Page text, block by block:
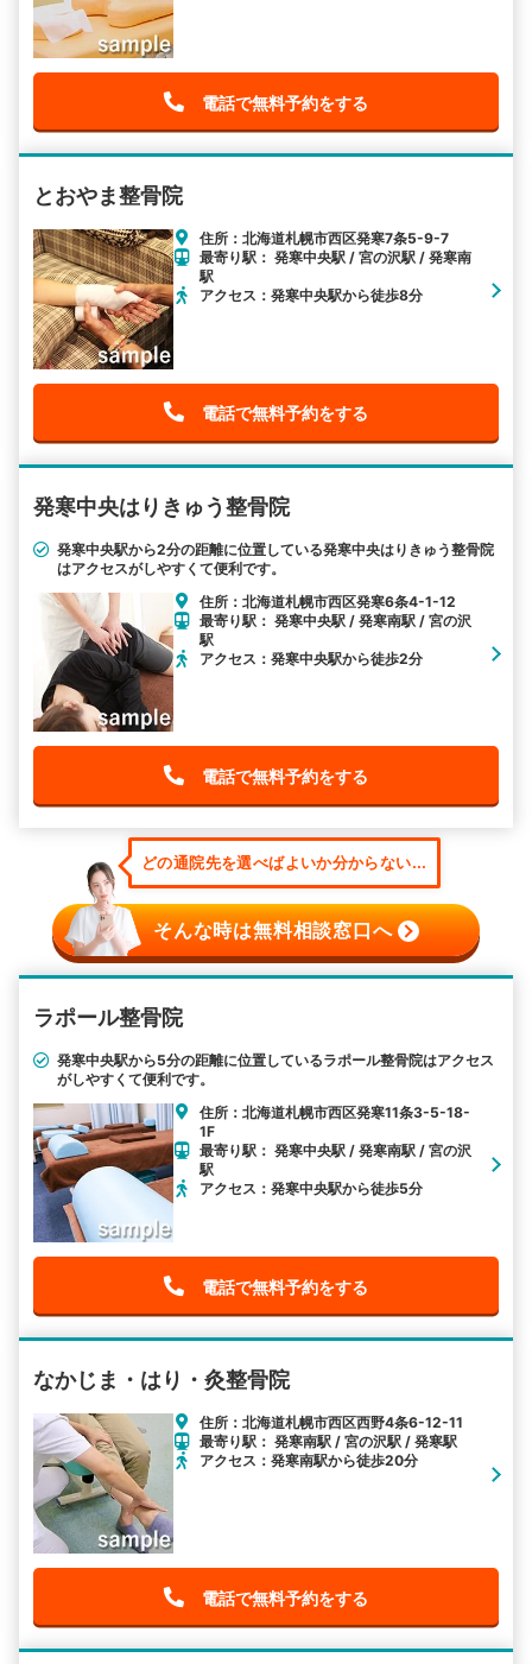
電話で無料予約をする
とおやま整骨院
住所：北海道札幌市西区発寒7条5-9-7
最寄り駅： 発寒中央駅 / 宮の沢駅 / 発寒南
駅
アクセス：発寒中央駅から徒歩8分
電話で無料予約をする
発寒中央はりきゅう整骨院
発寒中央駅から2分の距離に位置している発寒中央はりきゅう整骨院
はアクセスがしやすくて便利です。
住所：北海道札幌市西区発寒6条4-1-12
最寄り駅： 発寒中央駅 / 発寒南駅 / 宮の沢
駅
アクセス：発寒中央駅から徒歩2分
電話で無料予約をする
どの通院先を選べばよいか分からない...
そんな時は無料相談窓口へ
ラポール整骨院
発寒中央駅から5分の距離に位置しているラポール整骨院はアクセス
がしやすくて便利です。
住所：北海道札幌市西区発寒11条3-5-18-
1F
最寄り駅： 発寒中央駅 / 発寒南駅 / 宮の沢
駅
アクセス：発寒中央駅から徒歩5分
電話で無料予約をする
なかじま・はり・灸整骨院
住所：北海道札幌市西区西野4条6-12-11
最寄り駅： 発寒南駅 / 宮の沢駅 / 発寒駅
アクセス：発寒南駅から徒歩20分
電話で無料予約をする